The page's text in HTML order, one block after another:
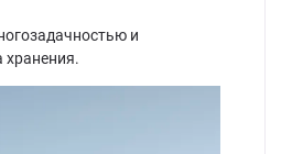
и
хранения.